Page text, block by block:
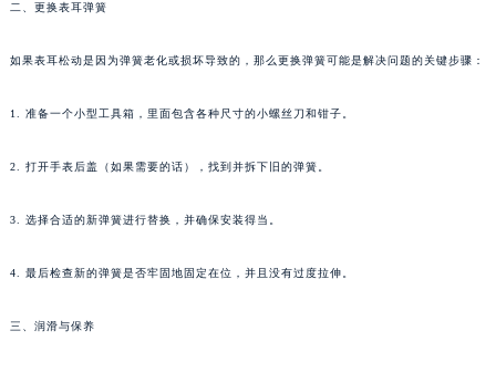
二、更换表耳弹簧
如果表耳松动是因为弹簧老化或损坏导致的，那么更换弹簧可能是解决问题的关键步骤：
1. 准备一个小型工具箱，里面包含各种尺寸的小螺丝刀和钳子。
2. 打开手表后盖（如果需要的话），找到并拆下旧的弹簧。
3. 选择合适的新弹簧进行替换，并确保安装得当。
4. 最后检查新的弹簧是否牢固地固定在位，并且没有过度拉伸。
三、润滑与保养